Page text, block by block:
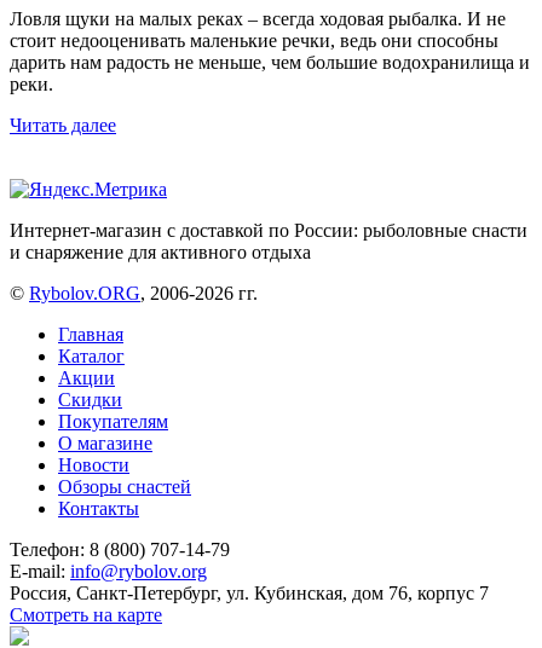
Ловля щуки на малых реках – всегда ходовая рыбалка. И не
стоит недооценивать маленькие речки, ведь они способны
дарить нам радость не меньше, чем большие водохранилища и
реки.
Читать далее
Интернет-магазин с доставкой по России: рыболовные снасти
и снаряжение для активного отдыха
© Rybolov.ORG, 2006-2026 гг.
Главная
Каталог
Акции
Скидки
Покупателям
О магазине
Новости
Обзоры снастей
Контакты
Телефон: 8 (800) 707-14-79
E-mail: info@rybolov.org
Россия, Санкт-Петербург, ул. Кубинская, дом 76, корпус 7
Смотреть на карте